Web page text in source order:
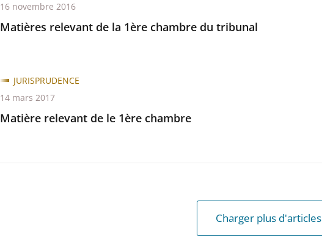
Matières relevant de la 1ère chambre du tribunal
16 novembre 2016
Matière relevant de le 1ère chambre
JURISPRUDENCE
14 mars 2017
Charger plus d'articles